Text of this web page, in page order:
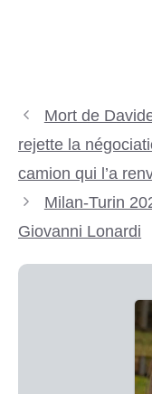
Mort de
rejette la
camion qui l’a
Milan-Turin
Giovanni Lonardi